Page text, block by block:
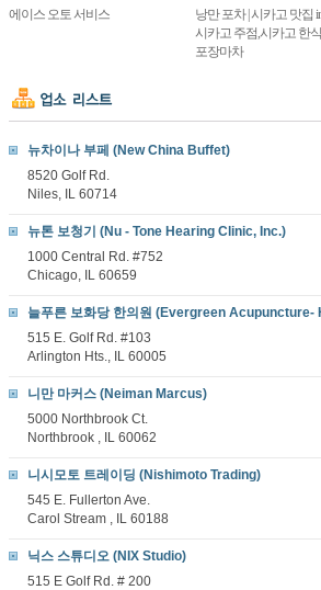
에이스 오토 서비스
낭만 포차 | 시카고 맛집
시카고 주점,시카고 한
포장마차
뉴차이나 부페 (New China Buffet)
8520 Golf Rd.
Niles, IL 60714
뉴톤 보청기 (Nu - Tone Hearing Clinic, Inc.)
1000 Central Rd. #752
Chicago, IL 60659
늘푸른 보화당 한의원 (Evergreen Acupuncture-
515 E. Golf Rd. #103
Arlington Hts., IL 60005
니만 마커스 (Neiman Marcus)
5000 Northbrook Ct.
Northbrook , IL 60062
니시모토 트레이딩 (Nishimoto Trading)
545 E. Fullerton Ave.
Carol Stream , IL 60188
닉스 스튜디오 (NIX Studio)
515 E Golf Rd. # 200